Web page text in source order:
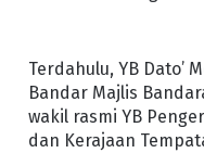
Terdahulu, YB Dato’
Bandar Majlis
wakil rasmi YB
dan Kerajaan